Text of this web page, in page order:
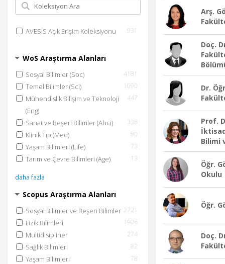
SUDAKİ YAŞAM
AVESİS Açık Erişim Koleksiyonu 931
WoS Araştırma Alanları
Sosyal Bilimler (Soc) 4181
Temel Bilimler (Sci) 1090
Mühendislik Bilişim ve Teknoloji
(Eng)
447
Sanat ve Beşeri Bilimler (Ahci) 338
Klinik Tıp (Med) 80
Yaşam Bilimleri (Life) 73
Tarım ve Çevre Bilimleri (Age) 13
daha fazla
Scopus Araştırma Alanları
Sosyal Bilimler ve Beşeri Bilimler 2721
Fizik Bilimleri 1906
Multidisipliner 274
Sağlık Bilimleri 82
Yaşam Bilimleri 78
Arş.
Doç.
Dr.
Prof.
Bilimi
Öğr.
Okulu
Öğr.
Doç.